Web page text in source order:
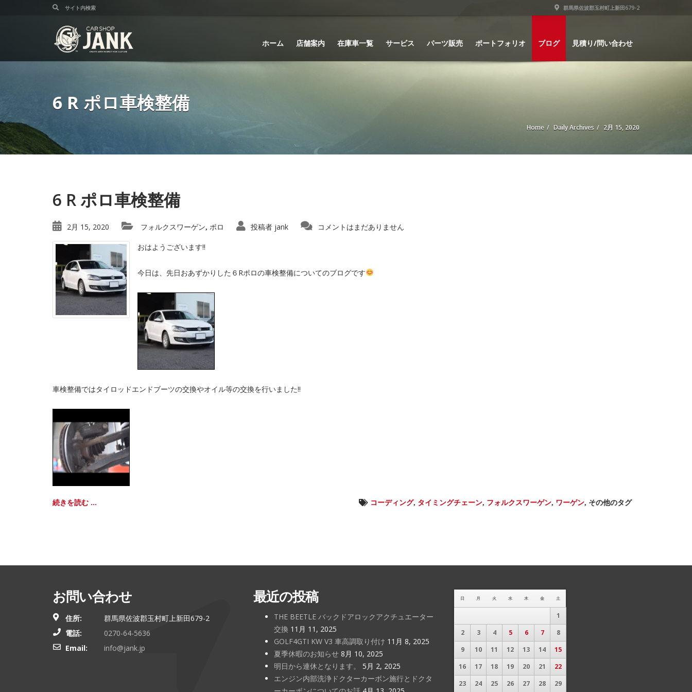
群馬県佐波郡玉村町上新田679-2
ホーム 店舗案内 在庫車一覧 サービス パーツ販売 ポートフォリオ ブログ 見積り/問い合わせ
6 R ポロ車検整備
Home Daily Archives 2月 15, 2020
6 R ポロ車検整備
2月 15, 2020 フォルクスワーゲン, ポロ 投稿者 jank コメントはまだありません
おはようございます‼︎
今日は、先日おあずかりした６Rポロの車検整備についてのブログです
車検整備ではタイロッドエンドブーツの交換やオイル等の交換を行いました‼︎
続きを読む ... コーディング, タイミングチェーン, フォルクスワーゲン, ワーゲン, その他のタグ
お問い合わせ
住所:
群馬県佐波郡玉村町上新田679-2
電話:
0270-64-5636
Email:
info@jank.jp
最近の投稿
THE BEETLE バックドアロックアクチュエーター
交換 11月 11, 2025
GOLF4GTI KW V3 車高調取り付け 11月 8, 2025
夏季休暇のお知らせ 8月 10, 2025
明日から連休となります。
5月 2, 2025
エンジン内部洗浄ドクターカーボン施行とドクタ
日 月 火 水 木 金 土
1
2
3 4 5 6 7
8
9
10 11 12 13 14
15
16
17 18 19 20 21
22
23
24 25 26 27 28 29